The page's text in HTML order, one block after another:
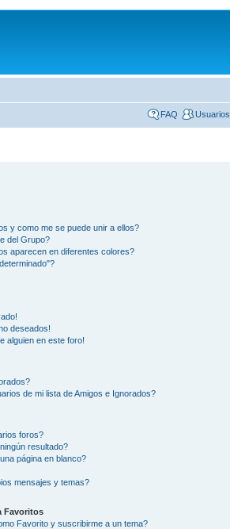
FAQ Usuarios
y como me se puede unir a ellos?
del Grupo?
aparecen en diferentes colores?
deseados!
alguien en este foro!
de mi lista de Amigos e Ignorados?
foros?
resultado?
página en blanco?
mensajes y temas?
Favoritos
Favorito y suscribirme a un tema?